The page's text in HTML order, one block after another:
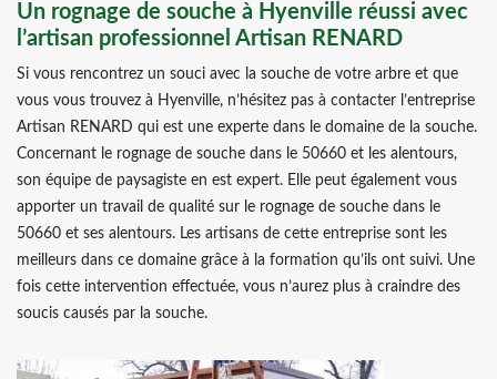
Un rognage de souche à Hyenville réussi avec
l’artisan professionnel Artisan RENARD
Si vous rencontrez un souci avec la souche de votre arbre et que
vous vous trouvez à Hyenville, n’hésitez pas à contacter l’entreprise
Artisan RENARD qui est une experte dans le domaine de la souche.
Concernant le rognage de souche dans le 50660 et les alentours,
son équipe de paysagiste en est expert. Elle peut également vous
apporter un travail de qualité sur le rognage de souche dans le
50660 et ses alentours. Les artisans de cette entreprise sont les
meilleurs dans ce domaine grâce à la formation qu’ils ont suivi. Une
fois cette intervention effectuée, vous n’aurez plus à craindre des
soucis causés par la souche.